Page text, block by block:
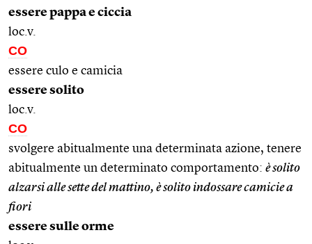
essere pappa e ciccia
loc.v.
CO
essere culo e camicia
essere solito
loc.v.
CO
svolgere abitualmente una determinata azione, tenere
abitualmente un determinato comportamento: è solito
alzarsi alle sette del mattino, è solito indossare camicie a
fiori
essere sulle orme